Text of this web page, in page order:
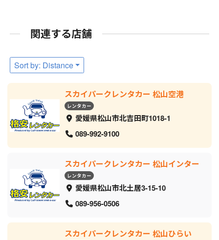
関連する店舗
Sort by: Distance
スカイパークレンタカー 松山空港
レンタカー
愛媛県松山市北吉田町1018-1
089-992-9100
スカイパークレンタカー 松山インター
レンタカー
愛媛県松山市北土居3-15-10
089-956-0506
スカイパークレンタカー 松山ひらい